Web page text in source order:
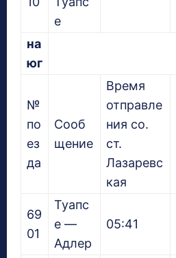
е
на
юг
№
по
ез
да
Сооб
щение
Время
отправле
ния со.
ст.
Лазаревс
кая
69
01
Туапс
е —
Адлер
05:41